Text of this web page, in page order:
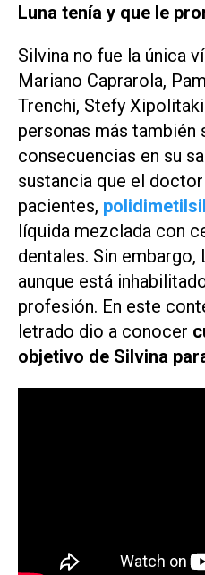
Luna tenía y que le
Silvina no fue la única
Mariano Caprarola,
Trenchi, Stefy
personas más también
consecuencias en su
sustancia que el
pacientes,
líquida mezclada con
dentales. Sin
aunque está
profesión. En este
letrado dio a conocer
objetivo de Silvina